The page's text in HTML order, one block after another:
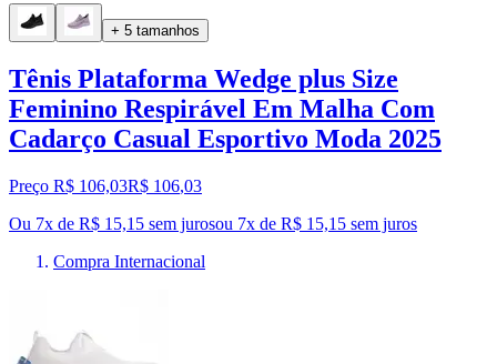
+ 5 tamanhos
Tênis Plataforma Wedge plus Size
Feminino Respirável Em Malha Com
Cadarço Casual Esportivo Moda 2025
Preço R$ 106,03R$ 106,03
Ou 7x de R$ 15,15 sem jurosou 7x de R$ 15,15 sem juros
Compra Internacional